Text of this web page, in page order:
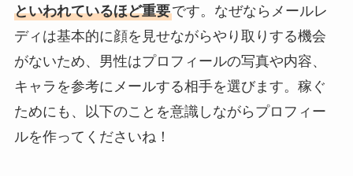
といわれているほど重要です。なぜならメールレ
ディは基本的に顔を見せながらやり取りする機会
がないため、男性はプロフィールの写真や内容、
キャラを参考にメールする相手を選びます。稼ぐ
ためにも、以下のことを意識しながらプロフィー
ルを作ってくださいね！